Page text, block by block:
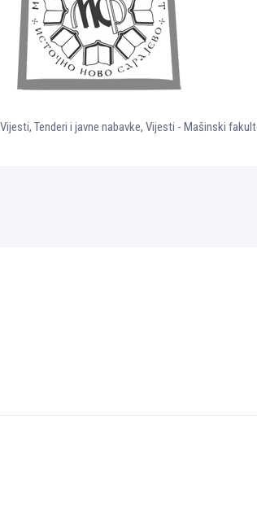
, Tenderi i javne nabavke, Vijesti - Mašinski